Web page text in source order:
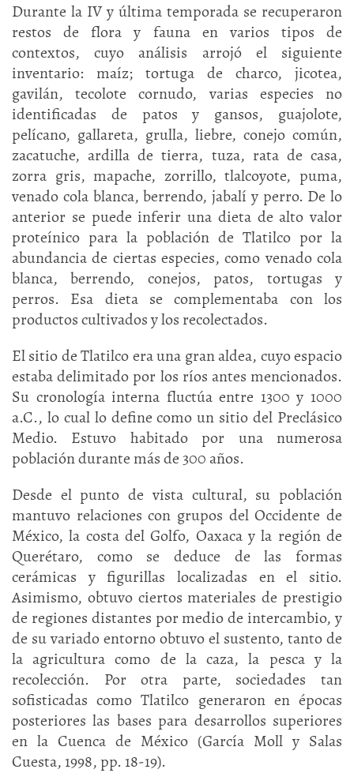
Durante la IV y última temporada se recuperaron
restos de flora y fauna en varios tipos de
contextos, cuyo análisis arrojó el siguiente
inventario: maíz; tortuga de charco, jicotea,
gavilán, tecolote cornudo, varias especies no
identificadas de patos y gansos, guajolote,
pelícano, gallareta, grulla, liebre, conejo común,
zacatuche, ardilla de tierra, tuza, rata de casa,
zorra gris, mapache, zorrillo, tlalcoyote, puma,
venado cola blanca, berrendo, jabalí y perro. De lo
anterior se puede inferir una dieta de alto valor
proteínico para la población de Tlatilco por la
abundancia de ciertas especies, como venado cola
blanca, berrendo, conejos, patos, tortugas y
perros. Esa dieta se complementaba con los
productos cultivados y los recolectados.
El sitio de Tlatilco era una gran aldea, cuyo espacio
estaba delimitado por los ríos antes mencionados.
Su cronología interna fluctúa entre 1300 y 1000
a.C., lo cual lo define como un sitio del Preclásico
Medio. Estuvo habitado por una numerosa
población durante más de 300 años.
Desde el punto de vista cultural, su población
mantuvo relaciones con grupos del Occidente de
México, la costa del Golfo, Oaxaca y la región de
Querétaro, como se deduce de las formas
cerámicas y figurillas localizadas en el sitio.
Asimismo, obtuvo ciertos materiales de prestigio
de regiones distantes por medio de intercambio, y
de su variado entorno obtuvo el sustento, tanto de
la agricultura como de la caza, la pesca y la
recolección. Por otra parte, sociedades tan
sofisticadas como Tlatilco generaron en épocas
posteriores las bases para desarrollos superiores
en la Cuenca de México (García Moll y Salas
Cuesta, 1998, pp. 18-19).